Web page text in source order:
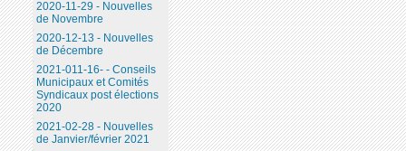
2020-11-29 - Nouvelles
de Novembre
2020-12-13 - Nouvelles
de Décembre
2021-011-16- - Conseils
Municipaux et Comités
Syndicaux post élections
2020
2021-02-28 - Nouvelles
de Janvier/février 2021